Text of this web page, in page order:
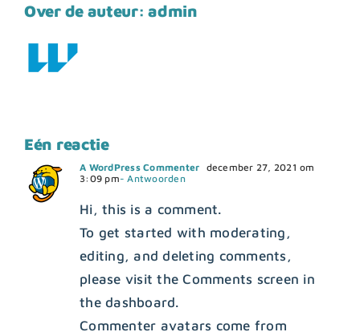
Over de auteur:admin
Eén reactie
A WordPress Commenter december 27, 2021 om
3:09 pm- Antwoorden
Hi, this is a comment.
To get started with moderating,
editing, and deleting comments,
please visit the Comments screen in
the dashboard.
Commenter avatars come from